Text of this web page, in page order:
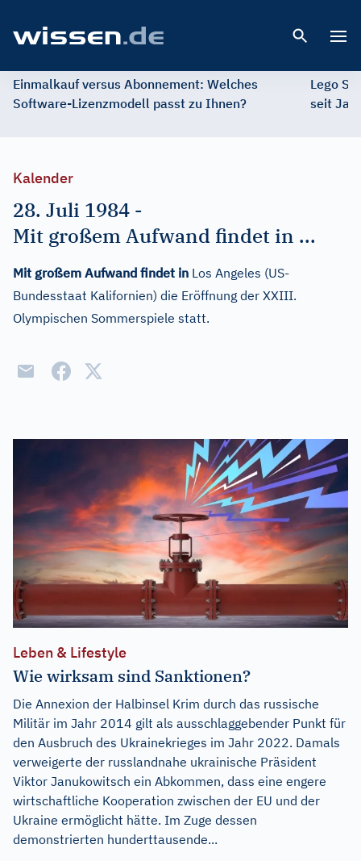
Einmalkauf versus Abonnement: Welches
Software-Lizenzmodell passt zu Ihnen?
Lego
seit
Kalender
28. Juli 1984 -
Mit großem Aufwand findet in ...
Mit großem Aufwand findet in Los Angeles (US-
Bundesstaat Kalifornien) die Eröffnung der XXIII.
Olympischen Sommerspiele statt.
Leben & Lifestyle
Wie wirksam sind Sanktionen?
Die Annexion der Halbinsel Krim durch das russische
Militär im Jahr 2014 gilt als ausschlaggebender Punkt für
den Ausbruch des Ukrainekrieges im Jahr 2022. Damals
verweigerte der russlandnahe ukrainische Präsident
Viktor Janukowitsch ein Abkommen, dass eine engere
wirtschaftliche Kooperation zwischen der EU und der
Ukraine ermöglicht hätte. Im Zuge dessen
demonstrierten hunderttausende...